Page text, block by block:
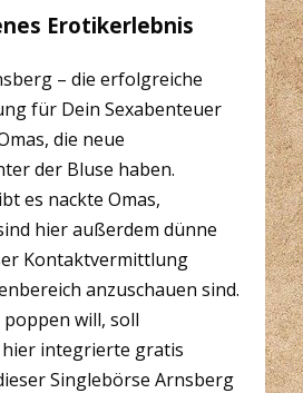
Erotikerlebnis
– die erfolgreiche
für Dein Sexabenteuer
die neue
der Bluse haben.
es nackte Omas,
hier außerdem dünne
Kontaktvermittlung
anzuschauen sind.
will, soll
integrierte gratis
Singlebörse Arnsberg